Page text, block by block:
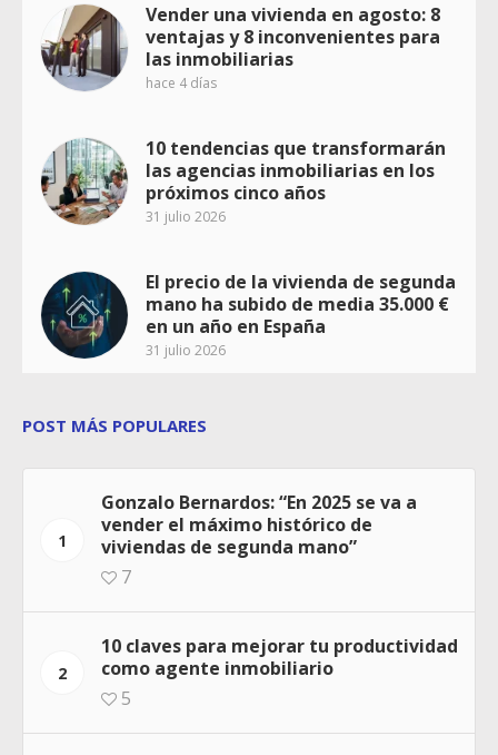
Vender una vivienda en agosto: 8
ventajas y 8 inconvenientes para
las inmobiliarias
hace 4 días
10 tendencias que transformarán
las agencias inmobiliarias en los
próximos cinco años
31 julio 2026
El precio de la vivienda de segunda
mano ha subido de media 35.000 €
en un año en España
31 julio 2026
POST MÁS POPULARES
1
Gonzalo Bernardos: “En 2025 se va a
vender el máximo histórico de
viviendas de segunda mano”
7
2
10 claves para mejorar tu productividad
como agente inmobiliario
5